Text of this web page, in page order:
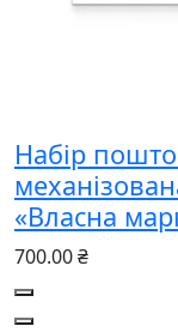
Набір
«Власна
700.00 ₴